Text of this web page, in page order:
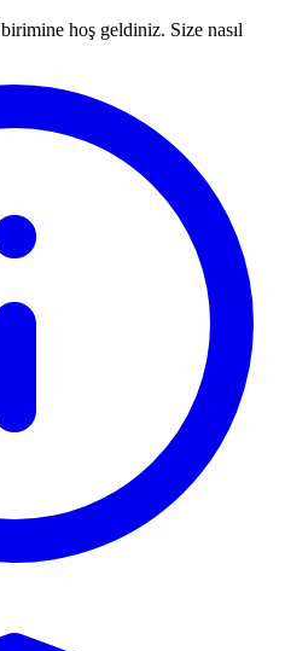
birimine hoş geldiniz. Size nasıl